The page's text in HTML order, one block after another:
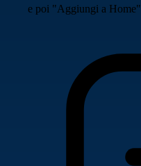
e poi "Aggiungi a Home"